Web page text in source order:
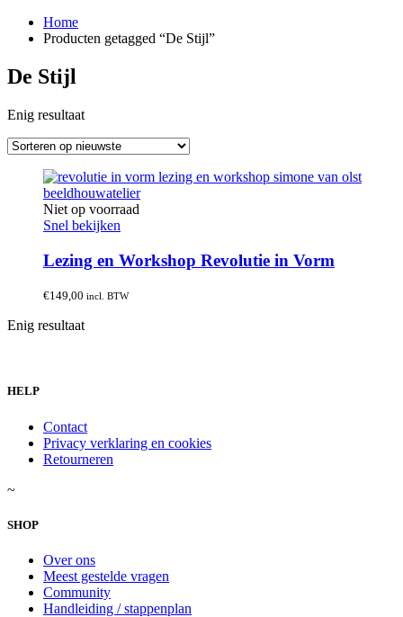
Home
Producten getagged “De Stijl”
De Stijl
Enig resultaat
Niet op voorraad
Snel bekijken
Lezing en Workshop Revolutie in Vorm
€149,00 incl. BTW
Enig resultaat
HELP
Contact
Privacy verklaring en cookies
Retourneren
~
SHOP
Over ons
Meest gestelde vragen
Community
Handleiding / stappenplan